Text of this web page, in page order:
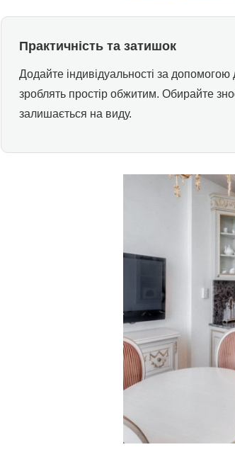
Практичність та затишок
Додайте індивідуальності за
зроблять простір обжитим. Обирайте
залишається на виду.